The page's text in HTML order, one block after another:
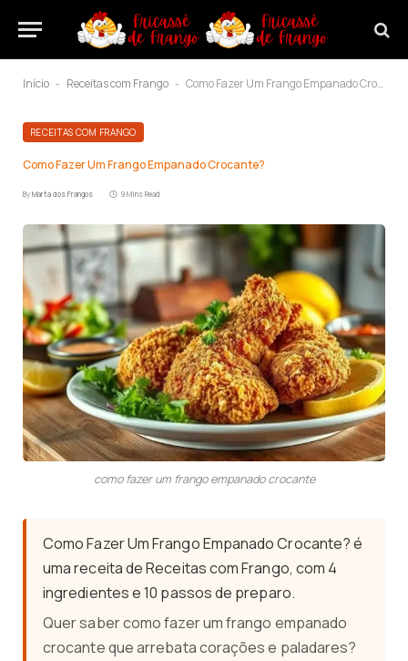
Início - Receitas com Frango - Como Fazer Um Frango Empanado Crocante?
RECEITAS COM FRANGO
Como Fazer Um Frango Empanado Crocante?
ByMarta dos Frangos 9 Mins Read
como fazer um frango empanado crocante
Como Fazer Um Frango Empanado Crocante? é
uma receita de Receitas com Frango, com 4
ingredientes e 10 passos de preparo.
Quer saber como fazer um frango empanado
crocante que arrebata corações e paladares?